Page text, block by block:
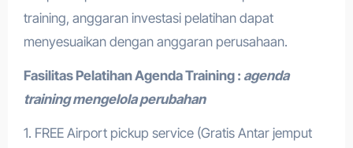
training, anggaran investasi pelatihan dapat
menyesuaikan dengan anggaran perusahaan.
Fasilitas PelatihanAgenda Training : agenda
training mengelola perubahan
1. FREE Airport pickup service (Gratis Antar jemput